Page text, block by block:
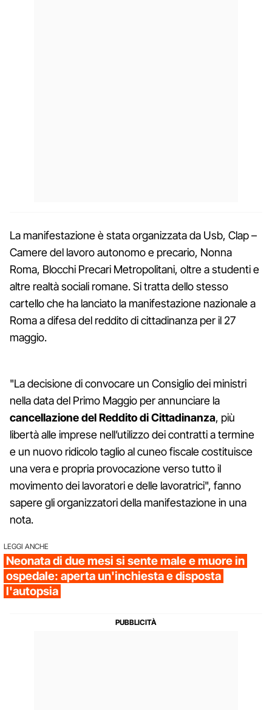
La manifestazione è stata organizzata da Usb, Clap –
Camere del lavoro autonomo e precario, Nonna
Roma, Blocchi Precari Metropolitani, oltre a studenti e
altre realtà sociali romane. Si tratta dello stesso
cartello che ha lanciato la manifestazione nazionale a
Roma a difesa del reddito di cittadinanza per il 27
maggio.
"La decisione di convocare un Consiglio dei ministri
nella data del Primo Maggio per annunciare la
cancellazione del Reddito di Cittadinanza, più
libertà alle imprese nell’utilizzo dei contratti a termine
e un nuovo ridicolo taglio al cuneo fiscale costituisce
una vera e propria provocazione verso tutto il
movimento dei lavoratori e delle lavoratrici", fanno
sapere gli organizzatori della manifestazione in una
nota.
LEGGI ANCHE
Neonata di due mesi si sente male e muore in
ospedale: aperta un'inchiesta e disposta
l'autopsia